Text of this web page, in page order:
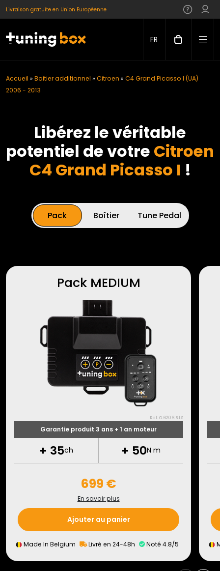
Livraison gratuite en Union Européenne
FR
Accueil » Boitier additionnel » Citroen » C4 Grand Picasso I (UA)
2006 - 2013
Libérez le véritable
potentiel de votre Citroen
C4 Grand Picasso I !
Pack Boîtier Tune Pedal
Pack MEDIUM
Ref: O.6206.B.1.S
Garantie produit 3 ans + 1 an moteur
+ 35ch + 50N m
699 €
En savoir plus
Ajouter au panier
Made In Belgium Livré en 24-48h Noté 4.8/5